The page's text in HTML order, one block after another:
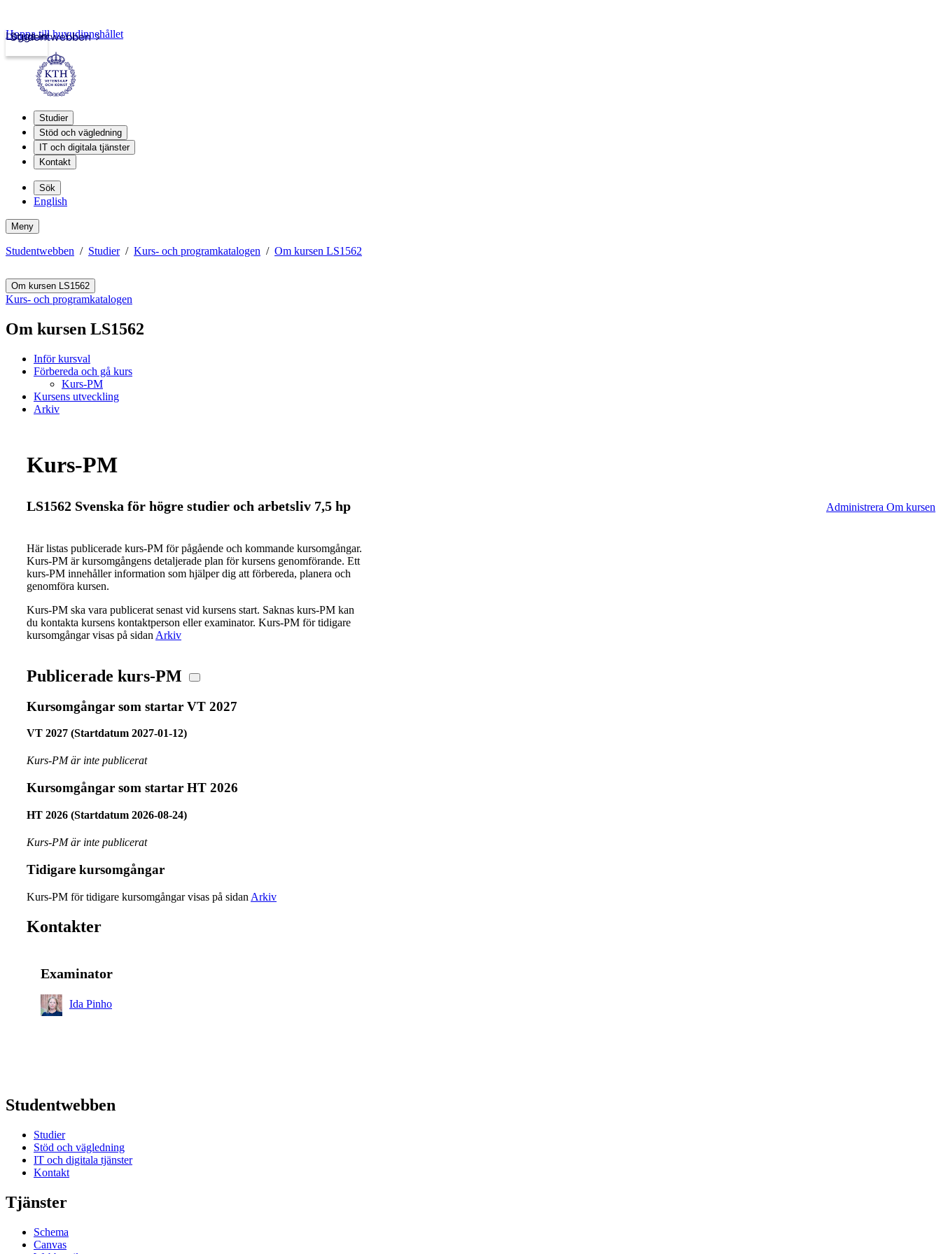
Studentwebben
Logga in
Hoppa till huvudinnehållet
Studier
Stöd och vägledning
IT och digitala tjänster
Kontakt
Sök
English
Meny
Studentwebben Studier Kurs- och programkatalogen Om kursen LS1562
Om kursen LS1562
Kurs- och programkatalogen
Om kursen LS1562
Inför kursval
Förbereda och gå kurs
Kurs-PM
Kursens utveckling
Arkiv
Kurs-PM
LS1562 Svenska för högre studier och arbetsliv 7,5 hp Administrera Om kursen
Här listas publicerade kurs-PM för pågående och kommande kursomgångar.
Kurs-PM är kursomgångens detaljerade plan för kursens genomförande. Ett
kurs-PM innehåller information som hjälper dig att förbereda, planera och
genomföra kursen.
Kurs-PM ska vara publicerat senast vid kursens start. Saknas kurs-PM kan
du kontakta kursens kontaktperson eller examinator. Kurs-PM för tidigare
kursomgångar visas på sidan Arkiv
Publicerade kurs-PM
Kursomgångar som startar VT 2027
VT 2027 (Startdatum 2027-01-12)
Kurs-PM är inte publicerat
Kursomgångar som startar HT 2026
HT 2026 (Startdatum 2026-08-24)
Kurs-PM är inte publicerat
Tidigare kursomgångar
Kurs-PM för tidigare kursomgångar visas på sidan Arkiv
Kontakter
Examinator
Ida Pinho
Studentwebben
Studier
Stöd och vägledning
IT och digitala tjänster
Kontakt
Tjänster
Schema
Canvas